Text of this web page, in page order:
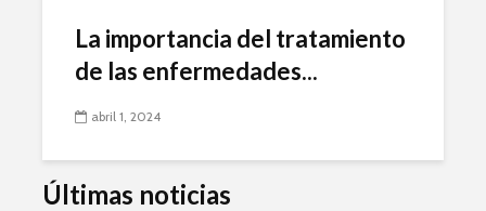
La importancia del tratamiento
de las enfermedades...
abril 1, 2024
Últimas noticias